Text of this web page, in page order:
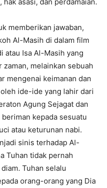
memberikan jawaban,
Al-Masih di dalam film
atau Isa Al-Masih yang
melainkan sebuah
mengenai keimanan dan
ide-ide yang lahir dari
Agung Sejagat dan
kepada sesuatu
atau keturunan nabi.
sinis terhadap Al-
Tuhan tidak pernah
Tuhan selalu
orang-orang yang Dia